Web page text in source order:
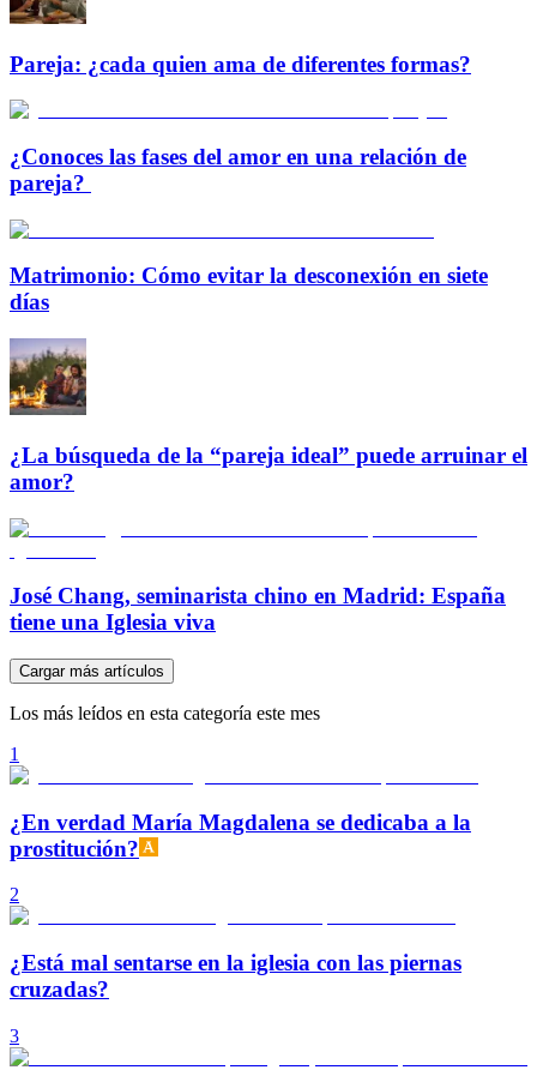
Pareja: ¿cada quien ama de diferentes formas?
¿Conoces las fases del amor en una relación de
pareja?
Matrimonio: Cómo evitar la desconexión en siete
días
¿La búsqueda de la “pareja ideal” puede arruinar el
amor?
José Chang, seminarista chino en Madrid: España
tiene una Iglesia viva
Cargar más artículos
Los más leídos en esta categoría este mes
1
¿En verdad María Magdalena se dedicaba a la
prostitución?
2
¿Está mal sentarse en la iglesia con las piernas
cruzadas?
3